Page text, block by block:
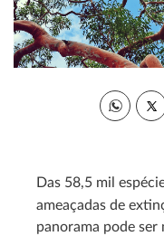
Das 58,5 mil
ameaçadas de
panorama pode ser